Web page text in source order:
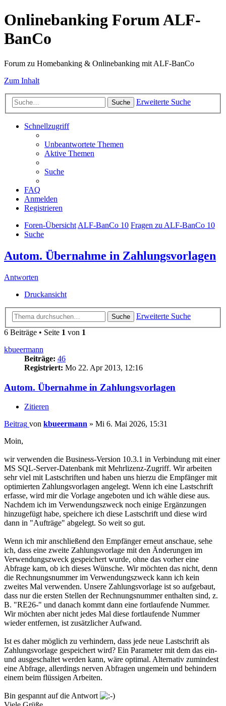
Onlinebanking Forum ALF-
BanCo
Forum zu Homebanking & Onlinebanking mit ALF-BanCo
Zum Inhalt
Suche Erweiterte Suche
Schnellzugriff
Unbeantwortete Themen
Aktive Themen
Suche
FAQ
Anmelden
Registrieren
Foren-ÜbersichtALF-BanCo 10 Fragen zu ALF-BanCo 10
Suche
Autom. Übernahme in Zahlungsvorlagen
Antworten
Druckansicht
Suche
Erweiterte Suche
6 Beiträge • Seite 1 von 1
kbueermann
Beiträge: 46
Registriert: Mo 22. Apr 2013, 12:16
Autom. Übernahme in Zahlungsvorlagen
Zitieren
Beitrag von kbueermann » Mi 6. Mai 2026, 15:31
Moin,
wir verwenden die Business-Version 10.3.1 in Verbindung mit einer
MS SQL-Server-Datenbank mit Mehrlizenz-Zugriff. Wir arbeiten
sehr viel mit Lastschriften und haben uns hierzu die Empfänger mit
optimierten Zahlungsvorlagen angelegt. Wenn ich eine Lastschrift
erfasse, wird mir die Vorlage angeboten und ich wähle diese aus.
Nachdem ich im Verwendungszweck noch einige Ergänzungen
hinzugefügt habe, speichere ich diese Lastschrift und diese wird
dann in "Aufträge" abgelegt. So weit so gut.
Wenn ich mir anschließend den Empfänger erneut anschaue, sehe
ich, dass eine zweite Zahlungsvorlage mit den Änderungen im
Verwendungszweck gespeichert wurde, ohne das vorher eine
Abfrage kam, ob ich dieses Wünsche. Wir möchten das nicht, denn
die Rechnungsnummer im Verwendungszweck kann ich kein
zweites Mal verwenden. Unsere Zahlungsvorlage ist so aufgebaut,
dass nur die ersten Stellen der Rechnungsnummer enthalten sind, z.
B. "RE26-" und danach kommt dann eine fortlaufende Nummer.
Wir möchten aber nicht jedes Mal diese fortlaufende Nummer
wieder entfernen, ist zusätzlicher Aufwand.
Ist es daher möglich zu verhindern, dass jede neue Lastschrift als
Zahlungsvorlage gespeichert wird? Ein Parameter mit dem das ein-
und ausgeschaltet werden kann, wäre optimal. Alternativ zumindest
eine Abfrage, allerdings nerven Abfragen ungemein und behindern
einem beim flüssigen Arbeiten.
Bin gespannt auf die Antwort